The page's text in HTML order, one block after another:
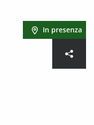
In presenza